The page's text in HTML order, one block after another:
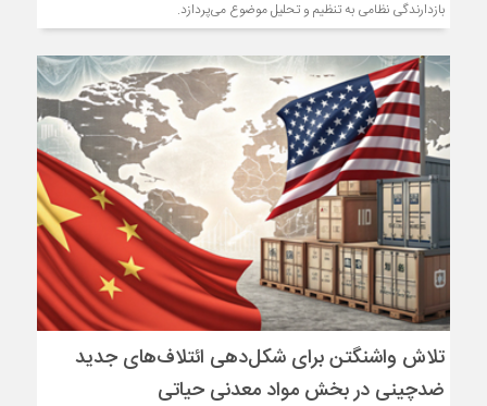
بازدارندگی نظامی به تنظیم و تحلیل موضوع می‌پردازد.
تلاش واشنگتن برای شکل‌دهی ائتلاف‌های جدید
ضدچینی در بخش مواد معدنی حیاتی